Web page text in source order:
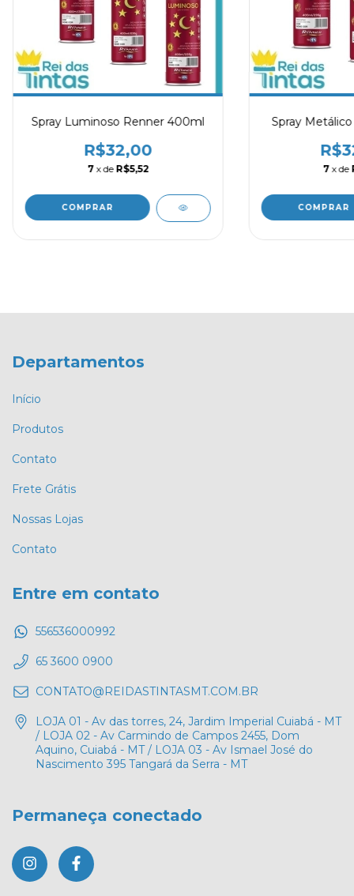
Spray Luminoso Renner 400ml
R$32,00
7 x de R$5,52
COMPRAR
Spray
7 x de
COMPRAR
Departamentos
Início
Produtos
Contato
Frete Grátis
Nossas Lojas
Contato
Entre em contato
556536000992
65 3600 0900
CONTATO@REIDASTINTASMT.COM.BR
LOJA 01 - Av das torres, 24, Jardim Imperial Cuiabá - MT
/ LOJA 02 - Av Carmindo de Campos 2455, Dom
Aquino, Cuiabá - MT / LOJA 03 - Av Ismael José do
Nascimento 395 Tangará da Serra - MT
Permaneça conectado